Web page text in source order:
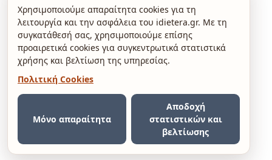
Χρησιμοποιούμε απαραίτητα cookies για τη
λειτουργία και την ασφάλεια του idietera.gr. Με τη
συγκατάθεσή σας, χρησιμοποιούμε επίσης
προαιρετικά cookies για συγκεντρωτικά στατιστικά
χρήσης και βελτίωση της υπηρεσίας.
Πολιτική Cookies
Μόνο απαραίτητα
Αποδοχή
στατιστικών και
βελτίωσης